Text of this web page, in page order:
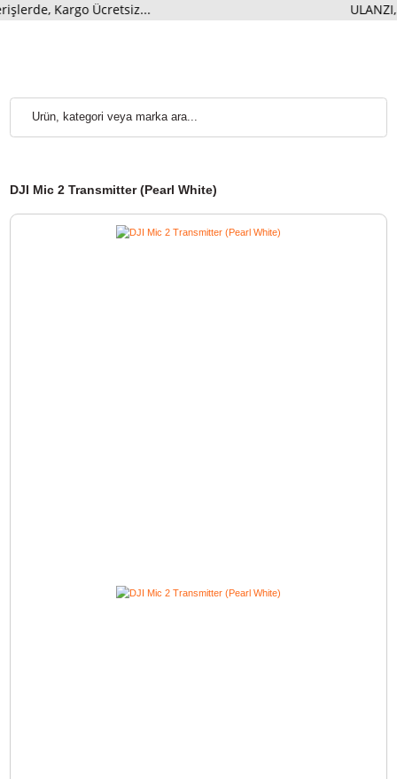
DJI Mic 2 Transmitter (Pearl White)
Kargo Ücretsiz...